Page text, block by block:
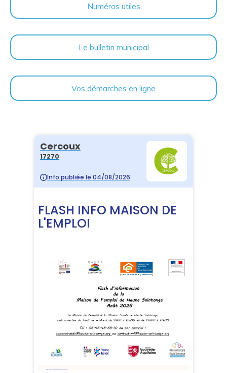
Numéros utiles
Le bulletin municipal
Vos démarches en ligne